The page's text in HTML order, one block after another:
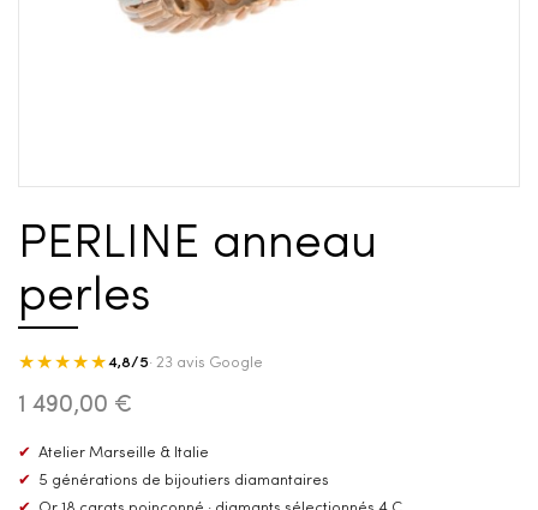
PERLINE anneau
perles
★★★★★4,8/5· 23 avis Google
1 490,00 €
✔ Atelier Marseille & Italie
✔
5 générations de bijoutiers diamantaires